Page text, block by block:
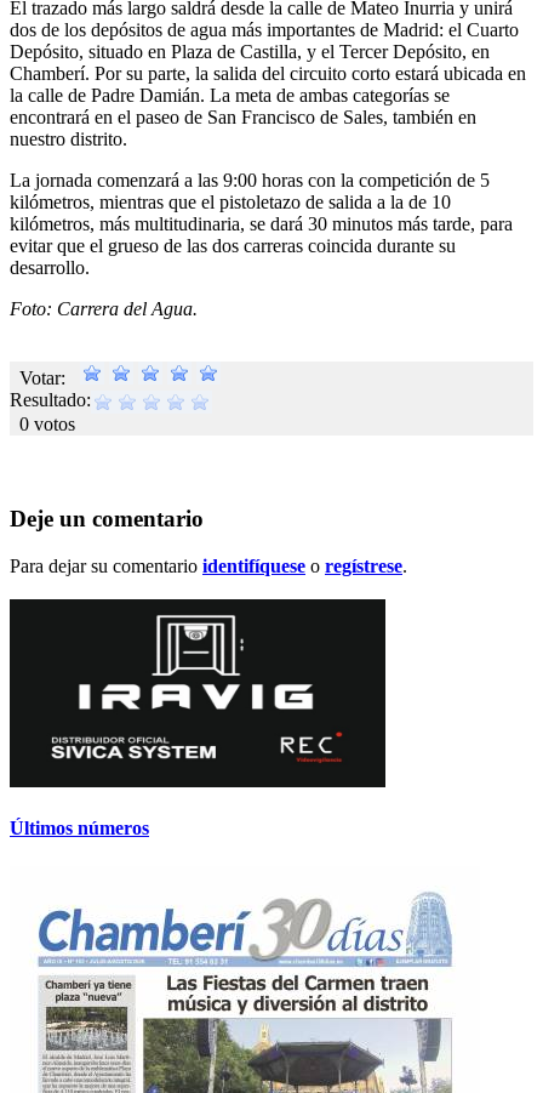
El trazado más largo saldrá desde la calle de Mateo Inurria y unirá
dos de los depósitos de agua más importantes de Madrid: el Cuarto
Depósito, situado en Plaza de Castilla, y el Tercer Depósito, en
Chamberí. Por su parte, la salida del circuito corto estará ubicada en
la calle de Padre Damián. La meta de ambas categorías se
encontrará en el paseo de San Francisco de Sales, también en
nuestro distrito.
La jornada comenzará a las 9:00 horas con la competición de 5
kilómetros, mientras que el pistoletazo de salida a la de 10
kilómetros, más multitudinaria, se dará 30 minutos más tarde, para
evitar que el grueso de las dos carreras coincida durante su
desarrollo.
Foto: Carrera del Agua.
Votar:
Resultado:
0 votos
Deje un comentario
Para dejar su comentario identifíquese o regístrese.
Últimos números